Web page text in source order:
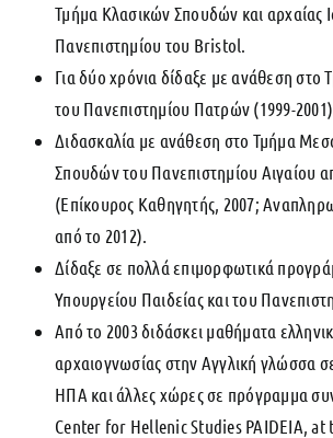
Τμήμα Κλασικών Σπουδών και αρχαίας
Πανεπιστημίου του Βristol.
Για δύο χρόνια δίδαξε με ανάθεση στο
του Πανεπιστημίου Πατρών (1999-2001)
Διδασκαλία με ανάθεση στο Τμήμα
Σπουδών του Πανεπιστημίου Αιγαίου
(Επίκουρος Καθηγητής, 2007;
από το 2012).
Δίδαξε σε πολλά επιμορφωτικά
Υπουργείου Παιδείας και του
Από το 2003 διδάσκει μαθήματα
αρχαιογνωσίας στην Αγγλική γλώσσα
ΗΠΑ και άλλες χώρες σε πρόγραμμα
Center for Hellenic Studies PAIDEIA, at